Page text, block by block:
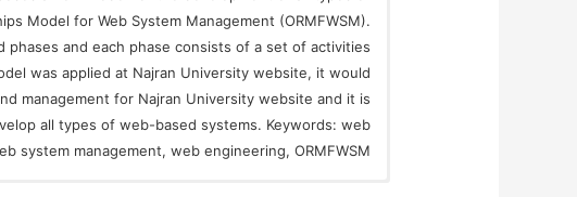
Model for Web System Management (ORMFWSM).
and each phase consists of a set of activities
was applied at Najran University website, it would
management for Najran University website and it is
all types of web-based systems. Keywords: web
system management, web engineering, ORMFWSM